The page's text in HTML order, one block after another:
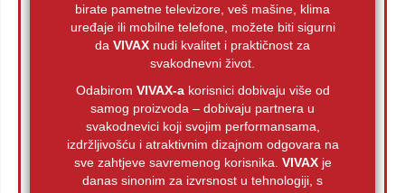
birate pametne televizore, veš mašine, klima
uređaje ili mobilne telefone, možete biti sigurni
da VIVAX nudi kvalitet i praktičnost za
svakodnevni život.
Odabirom VIVAX-akorisnici dobivaju više od
samog proizvoda – dobivaju partnera u
svakodnevici koji svojim performansama,
izdržljivošću i atraktivnim dizajnom odgovara na
sve zahtjeve savremenog korisnika. VIVAXje
danas sinonim za izvrsnost u tehnologiji, s